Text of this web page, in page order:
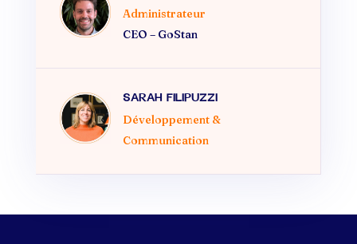
Administrateur
CEO – GoStan
SARAH FILIPUZZI
Développement &
Communication